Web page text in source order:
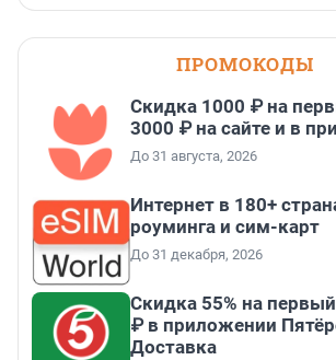
ПРОМОКОДЫ
Скидка 1000 ₽ на
3000 ₽ на сайте и в
До 31 августа, 2026
Интернет в 180+
роуминга и сим-карт
До 31 декабря, 2026
Скидка 55% на
₽ в приложении
Доставка